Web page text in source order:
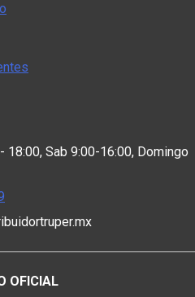
18:00, Sab 9:00-16:00, Domingo
OFICIAL